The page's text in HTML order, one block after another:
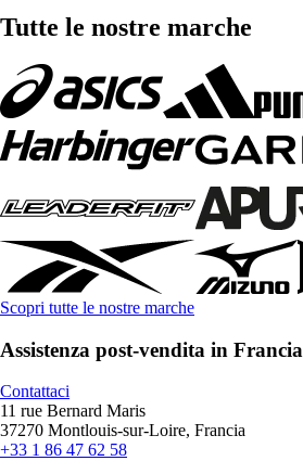
Tutte le nostre marche
Scopri tutte le nostre marche
Assistenza post-vendita in Francia
Contattaci
11 rue Bernard Maris
37270 Montlouis-sur-Loire, Francia
+33 1 86 47 62 58